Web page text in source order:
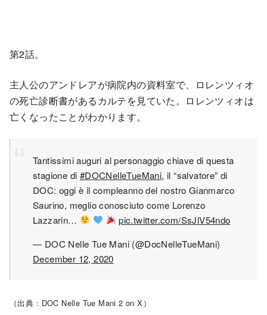
第2話。
主人公のアンドレアが病院内の資料室で、ロレンツィオ
の死亡診断書があるカルテを見ていた。ロレンツィオは
亡くなったことがわかります。
Tantissimi auguri al personaggio chiave di questa
stagione di #DOCNelleTueMani, il “salvatore” di
DOC: oggi è il compleanno del nostro Gianmarco
Saurino, meglio conosciuto come Lorenzo
Lazzarin…
pic.twitter.com/SsJlV54ndo
— DOC Nelle Tue Mani (@DocNelleTueMani)
December 12, 2020
（出典：DOC Nelle Tue Mani 2 on X）